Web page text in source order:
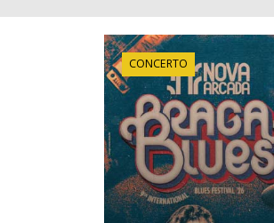
CONCERTO